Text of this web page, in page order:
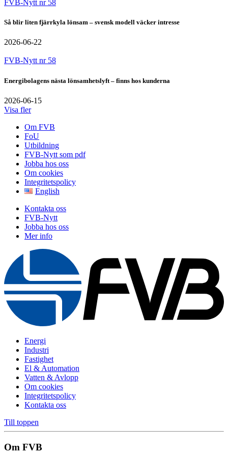
FVB-Nytt nr 58
Så blir liten fjärrkyla lönsam – svensk modell väcker intresse
2026-06-22
FVB-Nytt nr 58
Energibolagens nästa lönsamhetslyft – finns hos kunderna
2026-06-15
Visa fler
Om FVB
FoU
Utbildning
FVB-Nytt som pdf
Jobba hos oss
Om cookies
Integritetspolicy
English
Kontakta oss
FVB-Nytt
Jobba hos oss
Mer info
Energi
Industri
Fastighet
El & Automation
Vatten & Avlopp
Om cookies
Integritetspolicy
Kontakta oss
Till toppen
Om FVB